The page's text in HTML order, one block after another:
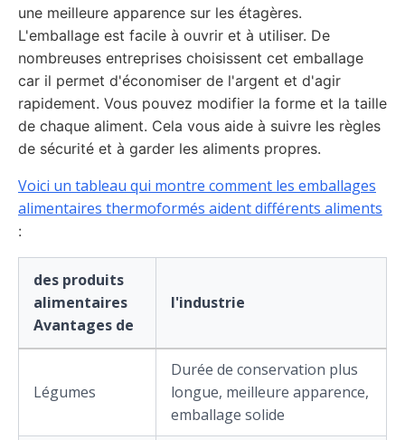
une meilleure apparence sur les étagères.
L'emballage est facile à ouvrir et à utiliser. De
nombreuses entreprises choisissent cet emballage
car il permet d'économiser de l'argent et d'agir
rapidement. Vous pouvez modifier la forme et la taille
de chaque aliment. Cela vous aide à suivre les règles
de sécurité et à garder les aliments propres.
Voici un tableau qui montre comment les emballages
alimentaires thermoformés aident différents aliments
:
des produits
alimentaires
Avantages de
l'industrie
Légumes
Durée de conservation plus
longue, meilleure apparence,
emballage solide